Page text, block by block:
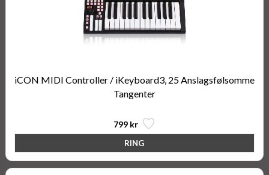
iCON MIDI Controller / iKeyboard3, 25 Anslagsfølsomme
Tangenter
799 kr